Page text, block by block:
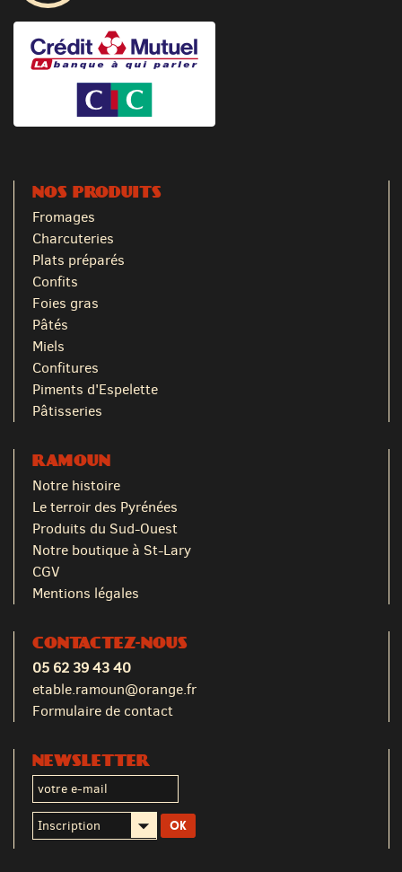
NOS PRODUITS
Fromages
Charcuteries
Plats préparés
Confits
Foies gras
Pâtés
Miels
Confitures
Piments d'Espelette
Pâtisseries
RAMOUN
Notre histoire
Le terroir des Pyrénées
Produits du Sud-Ouest
Notre boutique à St-Lary
CGV
Mentions légales
CONTACTEZ-NOUS
05 62 39 43 40
etable.ramoun@orange.fr
Formulaire de contact
NEWSLETTER